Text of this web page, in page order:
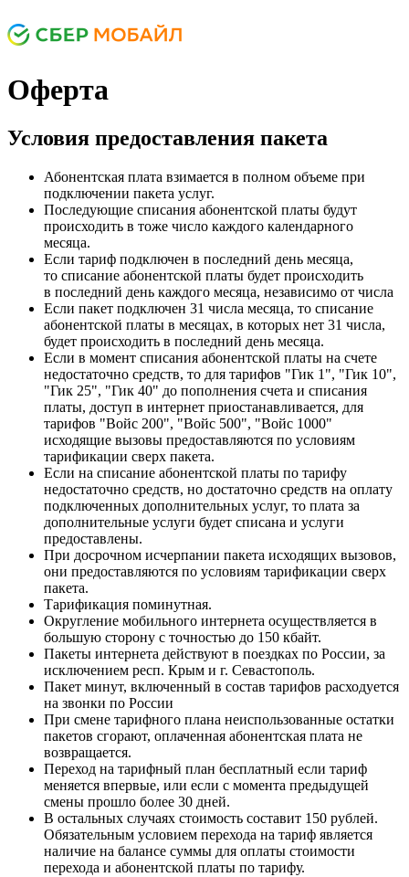
Оферта
Условия предоставления пакета
Абонентская плата взимается в полном объеме при
подключении пакета услуг.
Последующие списания абонентской платы будут
происходить в тоже число каждого календарного
месяца.
Если тариф подключен в последний день месяца,
то списание абонентской платы будет происходить
в последний день каждого месяца, независимо от числа
Если пакет подключен 31 числа месяца, то списание
абонентской платы в месяцах, в которых нет 31 числа,
будет происходить в последний день месяца.
Если в момент списания абонентской платы на счете
недостаточно средств, то для тарифов "Гик 1", "Гик 10",
"Гик 25", "Гик 40" до пополнения счета и списания
платы, доступ в интернет приостанавливается, для
тарифов "Войс 200", "Войс 500", "Войс 1000"
исходящие вызовы предоставляются по условиям
тарификации сверх пакета.
Если на списание абонентской платы по тарифу
недостаточно средств, но достаточно средств на оплату
подключенных дополнительных услуг, то плата за
дополнительные услуги будет списана и услуги
предоставлены.
При досрочном исчерпании пакета исходящих вызовов,
они предоставляются по условиям тарификации сверх
пакета.
Тарификация поминутная.
Округление мобильного интернета осуществляется в
большую сторону с точностью до 150 кбайт.
Пакеты интернета действуют в поездках по России, за
исключением респ. Крым и г. Севастополь.
Пакет минут, включенный в состав тарифов расходуется
на звонки по России
При смене тарифного плана неиспользованные остатки
пакетов сгорают, оплаченная абонентская плата не
возвращается.
Переход на тарифный план бесплатный если тариф
меняется впервые, или если с момента предыдущей
смены прошло более 30 дней.
В остальных случаях стоимость составит 150 рублей.
Обязательным условием перехода на тариф является
наличие на балансе суммы для оплаты стоимости
перехода и абонентской платы по тарифу.